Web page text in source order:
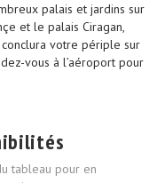
palais et jardins sur
et le palais Ciragan,
conclura votre périple sur
vous à l’aéroport pour
tableau pour en